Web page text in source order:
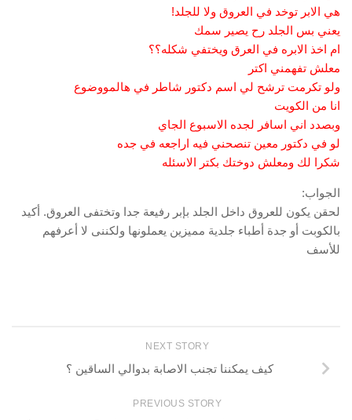
هي الابر توخد في العروق ولا للجلد!
يعني بس الجلد رح يصير سمك
ام اخذ الابره في العرق ويختفي شكله؟؟
معلش تفهمني اكتر
ولو تكرمت ترشح لي اسم دكتور شاطر في هالمووضوع
انا من الكويت
وبصدد اني اسافر لجده الاسبوع الجاي
لو في دكتور معين تنصحني فيه اراجعه في جده
شكرا لك ومعلش دوختك بكتر الاسئله
الجواب:
لحقن يكون للعروق داخل الجلد بإبر رفيعة جدا وتختفى العروق. أكيد
بالكوبت أو جدة أطباء جلدية مميزين يعملونها ولكننى لا أعرفهم
للأسف
NEXT STORY
كيف يمكننا تجنب الاصابة بدوالي الساقين ؟
PREVIOUS STORY